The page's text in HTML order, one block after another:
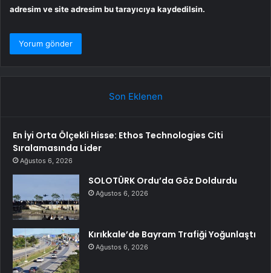
adresim ve site adresim bu tarayıcıya kaydedilsin.
Son Eklenen
En İyi Orta Ölçekli Hisse: Ethos Technologies Citi
Sıralamasında Lider
Ağustos 6, 2026
SOLOTÜRK Ordu’da Göz Doldurdu
Ağustos 6, 2026
Kırıkkale’de Bayram Trafiği Yoğunlaştı
Ağustos 6, 2026